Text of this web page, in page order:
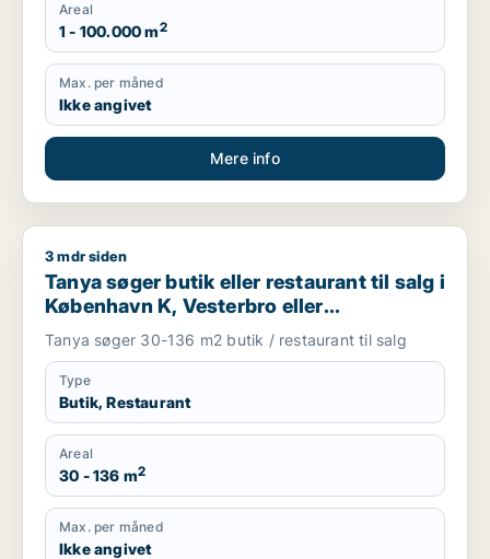
Areal
1 - 100.000 m2
Max. per måned
Ikke angivet
Mere info
Tanya søger butik eller restaurant til salg i København K,
3 mdr siden
Tanya søger butik eller restaurant til salg i
København K, Vesterbro eller
Frederiksberg m.fl.
Tanya søger 30-136 m2 butik / restaurant til salg
Type
Butik, Restaurant
Areal
30 - 136 m2
Max. per måned
Ikke angivet